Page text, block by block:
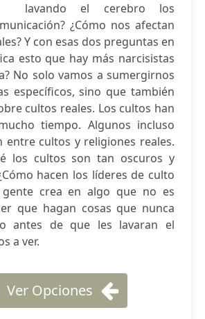
lavando el cerebro los
¿Cómo nos afectan
Y con esas dos preguntas en
esto que hay más narcisistas
No solo vamos a sumergirnos
específicos, sino que también
cultos reales. Los cultos han
tiempo. Algunos incluso
entre cultos y religiones reales.
los cultos son tan oscuros y
hacen los líderes de culto
crea en algo que no es
que hagan cosas que nunca
antes de que les lavaran el
a ver.
Ver Opciones